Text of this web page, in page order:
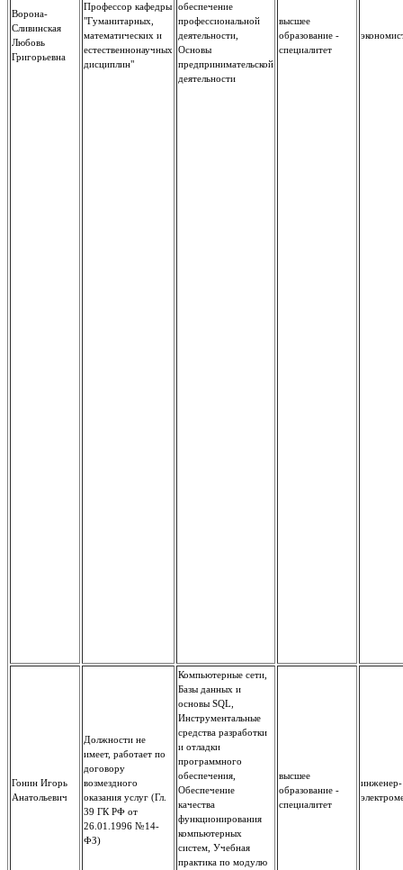
Ворона-
Сливинская
Любовь
Григорьевна
Профессор кафедры
"Гуманитарных,
математических и
естественнонаучных
дисциплин"
обеспечение
профессиональной
деятельности,
Основы
предпринимательской
деятельности
высшее
образование -
специалитет
Гонин Игорь
Анатольевич
Должности не
имеет, работает по
договору
возмездного
оказания услуг (Гл.
39 ГК РФ от
26.01.1996 №14-
ФЗ)
Компьютерные сети,
Базы данных и
основы SQL,
Инструментальные
средства разработки
и отладки
программного
обеспечения,
Обеспечение
качества
функционирования
компьютерных
систем, Учебная
практика по модулю
высшее
образование -
специалитет
инженер-